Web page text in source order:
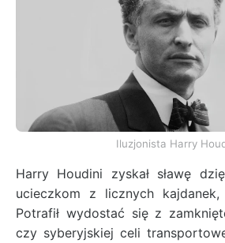
Iluzjonista Harry
Harry Houdini zyskał sławę
ucieczkom z licznych kajdanek,
Potrafił wydostać się z
czy syberyjskiej celi